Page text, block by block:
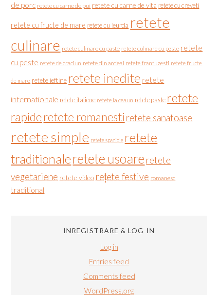
de porc retete cu carne de pui retete cu carne de vita retete cu creveti
retete cu fructe de mare retete cu leurda retete
culinare retete culinare cu paste retete culinare cu peste retete
cu peste retete de craciun retete din ardeal retete frantuzesti retete fructe
de mare retete ieftine retete inedite retete
internationale retete italiene retete la ceaun retete paste retete
rapideretete romanesti retete sanatoase
retete simple retete spaniole retete
traditionaleretete usoare retete
vegetariene retete video rețete festive romanesc
traditional
INREGISTRARE & LOG-IN
Log in
Entries feed
Comments feed
WordPress.org